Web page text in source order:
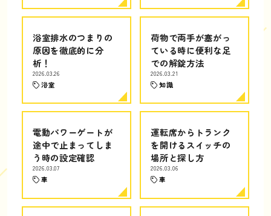
浴室排水のつまりの
原因を徹底的に分
析！
2026.03.26
浴室
荷物で両手が塞がっ
ている時に便利な足
での解錠方法
2026.03.21
知識
電動パワーゲートが
途中で止まってしま
う時の設定確認
2026.03.07
車
運転席からトランク
を開けるスイッチの
場所と探し方
2026.03.06
車